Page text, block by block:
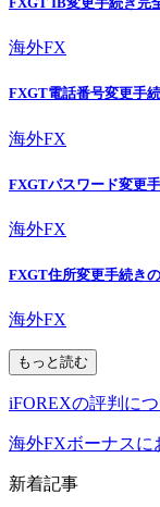
海外FX
FXGT電話番号変更手
海外FX
FXGTパスワード変更
海外FX
FXGT住所変更手続き
海外FX
もっと読む
iFOREXの評判に
海外FXボーナスに
新着記事